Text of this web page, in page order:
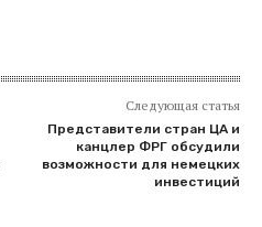
Следующая статья
Представители стран ЦА и
канцлер ФРГ обсудили
возможности для немецких
инвестиций